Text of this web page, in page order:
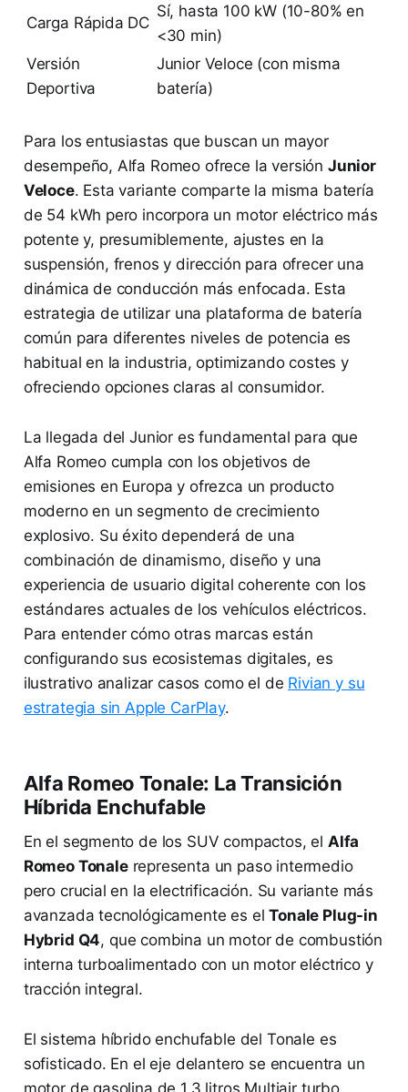
Carga Rápida DC
Sí, hasta 100 kW (10-80% en
<30 min)
Versión
Deportiva
Junior Veloce (con misma
batería)
Para los entusiastas que buscan un mayor
desempeño, Alfa Romeo ofrece la versión Junior
Veloce. Esta variante comparte la misma batería
de 54 kWh pero incorpora un motor eléctrico más
potente y, presumiblemente, ajustes en la
suspensión, frenos y dirección para ofrecer una
dinámica de conducción más enfocada. Esta
estrategia de utilizar una plataforma de batería
común para diferentes niveles de potencia es
habitual en la industria, optimizando costes y
ofreciendo opciones claras al consumidor.
La llegada del Junior es fundamental para que
Alfa Romeo cumpla con los objetivos de
emisiones en Europa y ofrezca un producto
moderno en un segmento de crecimiento
explosivo. Su éxito dependerá de una
combinación de dinamismo, diseño y una
experiencia de usuario digital coherente con los
estándares actuales de los vehículos eléctricos.
Para entender cómo otras marcas están
configurando sus ecosistemas digitales, es
ilustrativo analizar casos como el de Rivian y su
estrategia sin Apple CarPlay.
Alfa Romeo Tonale: La Transición
Híbrida Enchufable
En el segmento de los SUV compactos, el Alfa
Romeo Tonalerepresenta un paso intermedio
pero crucial en la electrificación. Su variante más
avanzada tecnológicamente es elTonale Plug-in
Hybrid Q4, que combina un motor de combustión
interna turboalimentado con un motor eléctrico y
tracción integral.
El sistema híbrido enchufable del Tonale es
sofisticado. En el eje delantero se encuentra un
motor de gasolina de 1.3 litros Multiair turbo,